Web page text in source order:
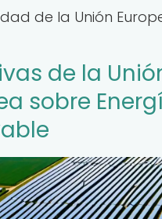
de la Unión
de la
sobre